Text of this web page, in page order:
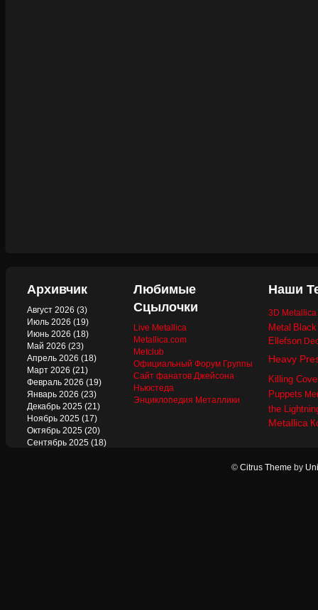
Архивчик
Август 2026 (3)
Июль 2026 (19)
Июнь 2026 (18)
Май 2026 (23)
Апрель 2026 (18)
Март 2026 (21)
Февраль 2026 (19)
Январь 2026 (23)
Декабрь 2025 (21)
Ноябрь 2025 (17)
Октябрь 2025 (20)
Сентябрь 2025 (18)
Любимые
Сцылочки
Live Metallica
Metallica.com
Metclub
Официальный Форум Группы
Сайт фанатов Джейсона
Ньюстеда
Энциклопедия Металлики
Наши
3D
Metal
Ellefson
Heavy
Killing
Puppets
the
Metallica
© Citrus Theme by